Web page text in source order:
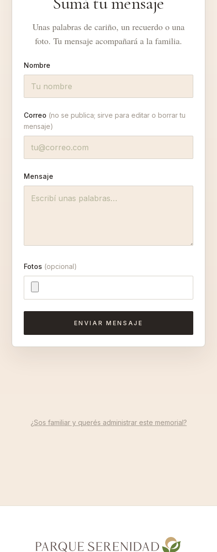
Unas palabras de cariño, un recuerdo o una
foto. Tu mensaje acompañará a la familia.
Nombre
Correo (no se publica; sirve para editar o borrar tu
mensaje)
Mensaje
Fotos (opcional)
ENVIAR MENSAJE
¿Sos familiar y querés administrar este memorial?